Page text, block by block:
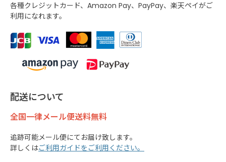
各種クレジットカード、Amazon Pay、PayPay、楽天ペイがご
利用になれます。
配送について
全国一律メール便送料無料
追跡可能メール便にてお届け致します。
詳しくはご利用ガイドをご利用ください。